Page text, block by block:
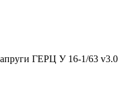
ГЕРЦ У 16-1/63 v3.0